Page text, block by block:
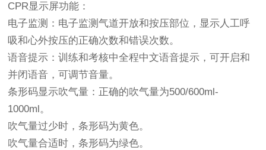
CPR显示屏功能：
电子监测：电子监测气道开放和按压部位，显示人工呼
吸和心外按压的正确次数和错误次数。
语音提示：训练和考核中全程中文语音提示，可开启和
并闭语音，可调节音量。
条形码显示吹气量：正确的吹气量为500/600ml-
1000ml。
吹气量过少时，条形码为黄色。
吹气量合适时，条形码为绿色。